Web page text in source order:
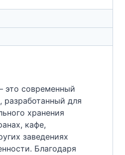
это современный
для
хранения
кафе,
заведениях
Благодаря